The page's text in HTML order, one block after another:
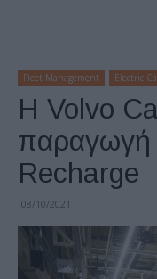
Fleet Management Electric
Η Volvo
παραγωγή
Recharge
08/10/2021